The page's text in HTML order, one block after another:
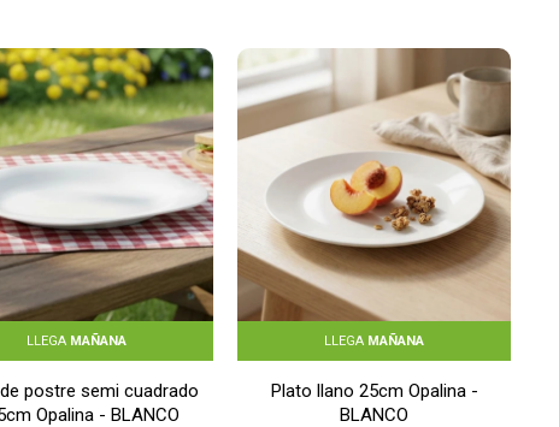
LLEGA MAÑANA
postre semi cuadrado
Opalina - BLANCO
LLEGA MAÑANA
Plato llano 25cm Opalina -
BLANCO